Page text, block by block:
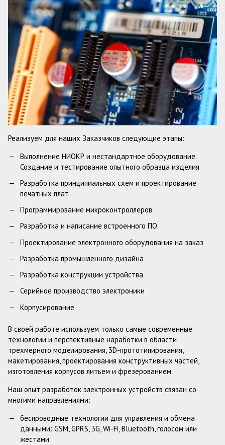
Реализуем для наших Заказчиков следующие этапы:
Выполнение НИОКР и нестандартное оборудование.
Создание и тестирование опытного образца изделия
Разработка принципиальных схем и проектирование
печатных плат
Программирование микроконтроллеров
Разработка и написание встроенного ПО
Проектирование электронного оборудования на заказ
Разработка промышленного дизайна
Разработка конструкции устройства
Серийное производство электроники
Корпусирование
В своей работе используем только самые современные
технологии и перспективные наработки в области
трехмерного моделирования, 3D-прототипирования,
макетирования, проектирования конструктивных частей,
изготовления корпусов литьем и фрезерованием.
Наш опыт разработок электронных устройств связан со
многими направлениями:
беспроводные технологии для управления и обмена
данными: GSM, GPRS, 3G, Wi-Fi, Bluetooth, голосом или
жестами